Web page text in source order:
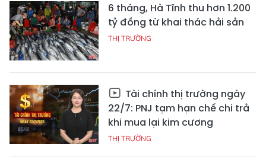
6 tháng, Hà Tĩnh thu hơn 1.200
tỷ đồng từ khai thác hải sản
THỊ TRƯỜNG
Tài chính thị trường ngày
22/7: PNJ tạm hạn chế chi trả
khi mua lại kim cương
THỊ TRƯỜNG